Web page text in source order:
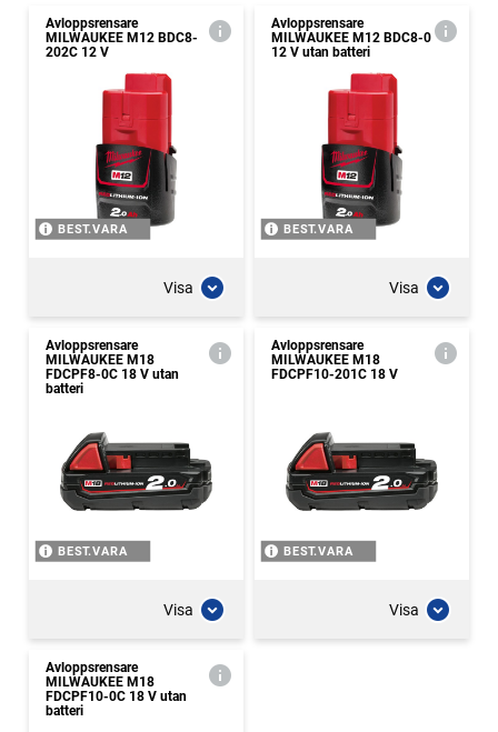
Avloppsrensare
MILWAUKEE M12 BDC8-
202C 12 V
BEST.VARA
Visa
Avloppsrensare
MILWAUKEE M12 BDC8-0
12 V utan batteri
BEST.VARA
Visa
Avloppsrensare
MILWAUKEE M18
FDCPF8-0C 18 V utan
batteri
BEST.VARA
Visa
Avloppsrensare
MILWAUKEE M18
FDCPF10-201C 18 V
BEST.VARA
Visa
Avloppsrensare
MILWAUKEE M18
FDCPF10-0C 18 V utan
batteri